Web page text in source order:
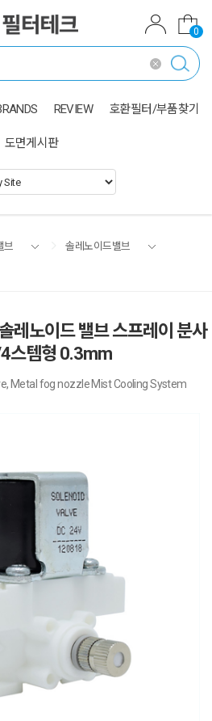
0
REVIEW 호환필터/부품찾기
도면게시판
브 솔레노이드밸브
레노이드 밸브 스프레이 분사
스템형 0.3mm
Metal fog nozzle Mist Cooling System